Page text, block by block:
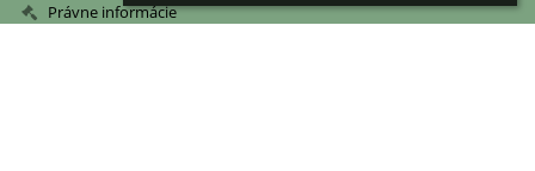
Právne informácie